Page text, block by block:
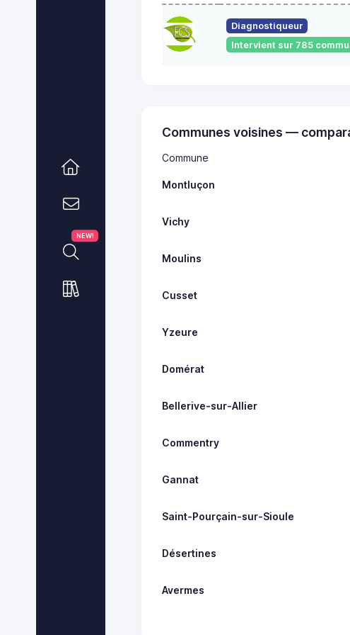
NEW!
Diagnostiqueur
Intervient sur 785
Communes voisines —
Commune
Montluçon
Vichy
Moulins
Cusset
Yzeure
Domérat
Bellerive-sur-Allier
Commentry
Gannat
Saint-Pourçain-sur-Sioule
Désertines
Avermes